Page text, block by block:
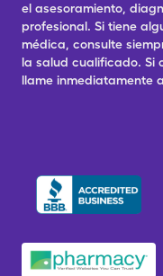
el asesoramiento,
profesional. Si tiene
médica, consulte
la salud cualificado. Si
llame inmediatamente